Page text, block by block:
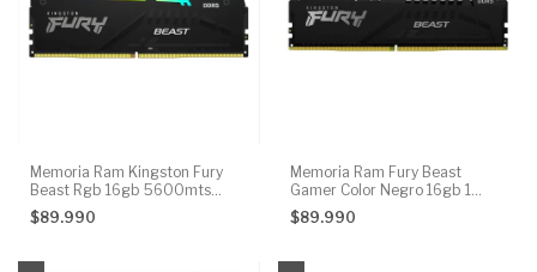
Memoria Ram Kingston Fury
Beast Rgb 16gb 5600mts
Ddr5 Cl40
$89.990
Memoria Ram Fury Beast
Gamer Color Negro 16gb 1
Kingston Kf556c40bb-16
$89.990